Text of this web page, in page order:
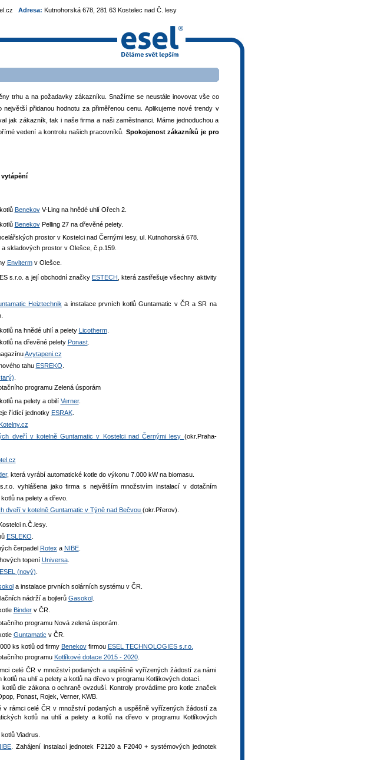
Adresa: Kutnohorská 678, 281 63 Kostelec nad Č. lesy
trhu a na požadavky zákazníku. Snažíme se neustále inovovat vše co
přidanou hodnotu za přiměřenou cenu. Aplikujeme nové trendy v
jak zákazník, tak i naše firma a naši zaměstnanci. Máme jednoduchou a
vedení a kontrolu našich pracovníků. Spokojenost zákazníků je pro
BenekovV-Ling na hnědé uhlí Ořech 2.
BenekovPelling 27 na dřevěné pelety.
prostor v Kostelci nad Černými lesy, ul. Kutnohorská 678.
skladových prostor v Olešce, č.p.159.
Envitermv Olešce.
s.r.o. a její obchodní značky ESTECH , která zastřešuje všechny aktivity
Heiztechnik a instalace prvních kotlů Guntamatic v ČR a SR na
na hnědé uhlí a pelety Licotherm.
na dřevěné pelety Ponast.
Avytapeni.cz
tahu ESREKO
programu Zelená úsporám
na pelety a obilí Verner.
řídící jednotky ESRAK.
dveří v kotelně Guntamatic v Kostelci nad Černými lesy (okr.Praha-
, která vyrábí automatické kotle do výkonu 7.000 kW na biomasu.
vyhlášena jako firma s největším množstvím instalací v dotačním
na pelety a dřevo.
dveří v kotelně Guntamatic v Týně nad Bečvou (okr.Přerov).
n.Č.lesy.
ESLEKO
čerpadel Rotex a NIBE.
topení Universa.
(nový)
a instalace prvních solárních systému v ČR.
nádrží a bojlerů Gasokol.
Binderv ČR.
programu Nová zelená úsporám.
Guntamatic v ČR.
ks kotlů od firmy Benekovfirmou ESEL TECHNOLOGIES s.r.o.
programu Kotlíkové dotace 2015 - 2020.
celé ČR v množství podaných a uspěšně vyřízených žádostí za námi
na uhlí a pelety a kotlů na dřevo v programu Kotlíkových dotací.
dle zákona o ochraně ovzduší. Kontroly provádíme pro kotle značek
Ponast, Rojek, Verner, KWB.
v rámci celé ČR v množství podaných a uspěšně vyřízených žádostí za
kotlů na uhlí a pelety a kotlů na dřevo v programu Kotlíkových
Viadrus.
. Zahájení instalací jednotek F2120 a F2040 + systémových jednotek